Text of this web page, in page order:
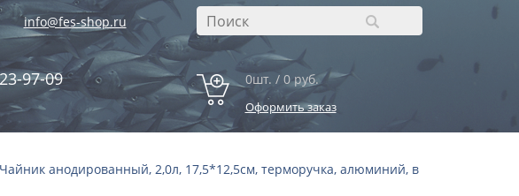
info@fes-shop.ru
97-09 0шт. / 0 руб.
Оформить заказ
Чайник анодированный, 2,0л, 17,5*12,5см, терморучка, алюминий, в